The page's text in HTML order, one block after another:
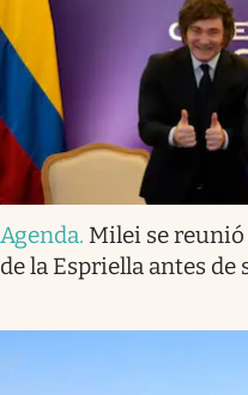
Agenda. Milei se
de la Espriella antes